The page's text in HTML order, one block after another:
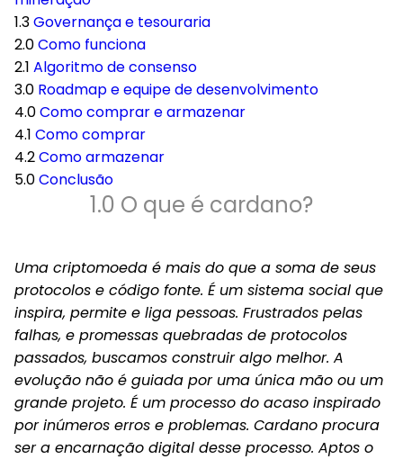
1.3Governança e tesouraria
2.0Como funciona
2.1 Algoritmo de consenso
3.0 Roadmap e equipe de desenvolvimento
4.0Como comprar e armazenar
4.1 Como comprar
4.2Como armazenar
5.0Conclusão
1.0 O que é cardano?
Uma criptomoeda é mais do que a soma de seus
protocolos e código fonte. É um sistema social que
inspira, permite e liga pessoas. Frustrados pelas
falhas, e promessas quebradas de protocolos
passados, buscamos construir algo melhor. A
evolução não é guiada por uma única mão ou um
grande projeto. É um processo do acaso inspirado
por inúmeros erros e problemas. Cardano procura
ser a encarnação digital desse processo. Aptos o